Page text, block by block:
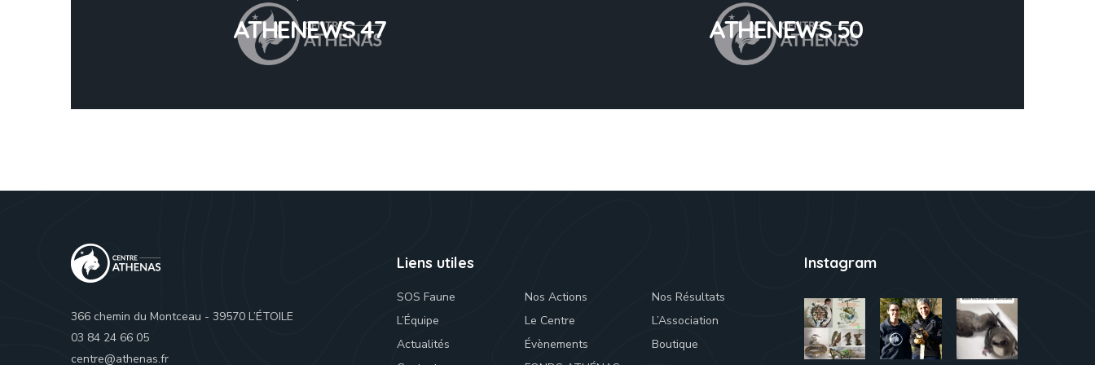
ATHENEWS 47 ATHENEWS 50
366 chemin du Montceau - 39570 L’ÉTOILE
03 84 24 66 05
centre@athenas.fr
Liens utiles
SOS Faune Nos Actions
Nos Résultats
L’Équipe
Le Centre
L’Association
Actualités
Évènements
Boutique
Instagram